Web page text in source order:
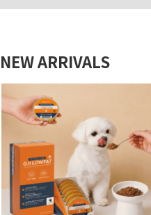
NEW ARRIVALS